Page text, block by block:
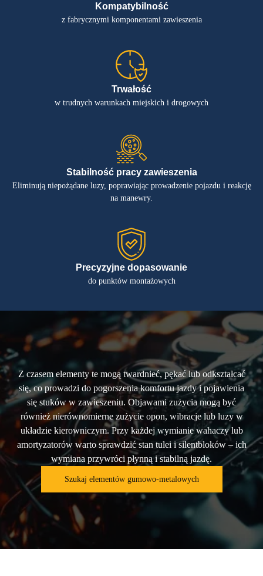
Kompatybilność
z fabrycznymi komponentami zawieszenia
Trwałość
w trudnych warunkach miejskich i drogowych
Stabilność pracy zawieszenia
Eliminują niepożądane luzy, poprawiając prowadzenie pojazdu i reakcję
na manewry.
Precyzyjne dopasowanie
do punktów montażowych
Z czasem elementy te mogą twardnieć, pękać lub odkształcać
się, co prowadzi do pogorszenia komfortu jazdy i pojawienia
się stuków w zawieszeniu. Objawami zużycia mogą być
również nierównomierne zużycie opon, wibracje lub luzy w
układzie kierowniczym. Przy każdej wymianie wahaczy lub
amortyzatorów warto sprawdzić stan tulei i silentbloków – ich
wymiana przywróci płynną i stabilną jazdę.
Szukaj elementów gumowo-metalowych